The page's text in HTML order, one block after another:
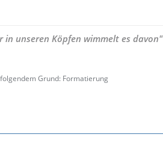
in unseren Köpfen wimmelt es davon"
Grund: Formatierung